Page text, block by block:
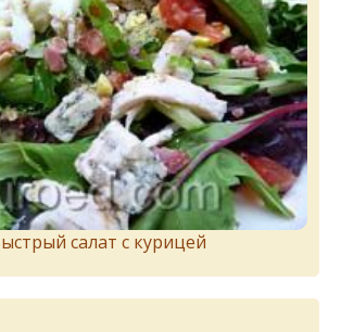
салат с курицей